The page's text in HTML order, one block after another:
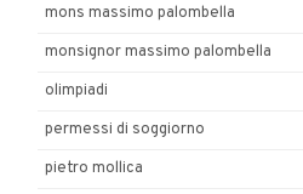
mons massimo palombella
monsignor massimo palombella
olimpiadi
permessi di soggiorno
pietro mollica